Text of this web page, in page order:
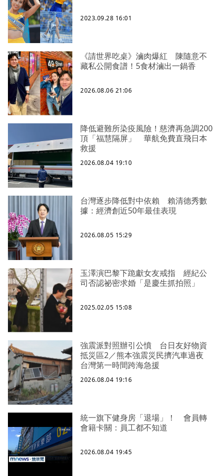
2023.09.28 16:01
《請世界吃桌》滷肉爆紅 陳隨意不
藏私公開食譜！5食材滷出一鍋香
2026.08.06 21:06
降低避難所染疫風險！慈濟再急調200
頂「福慧隔屏」 華航免費直飛日本
救援
2026.08.04 19:10
台灣逐步降低對中依賴 賴清德秀數
據：經濟創近50年最佳表現
2026.08.05 15:29
玉澤演巴黎下跪獻女友戒指 經紀公
司否認祕密求婚「是慶生抓拍照」
2025.02.05 15:08
強震派對照辦引公憤 台日友好物資
抵災區2／熊本強震災民擠汽車過夜
台灣第一時間跨海急援
2026.08.04 19:16
統一旗下健身房「退場」！ 會員轉
會籍卡關：員工都不知道
2026.08.04 19:45